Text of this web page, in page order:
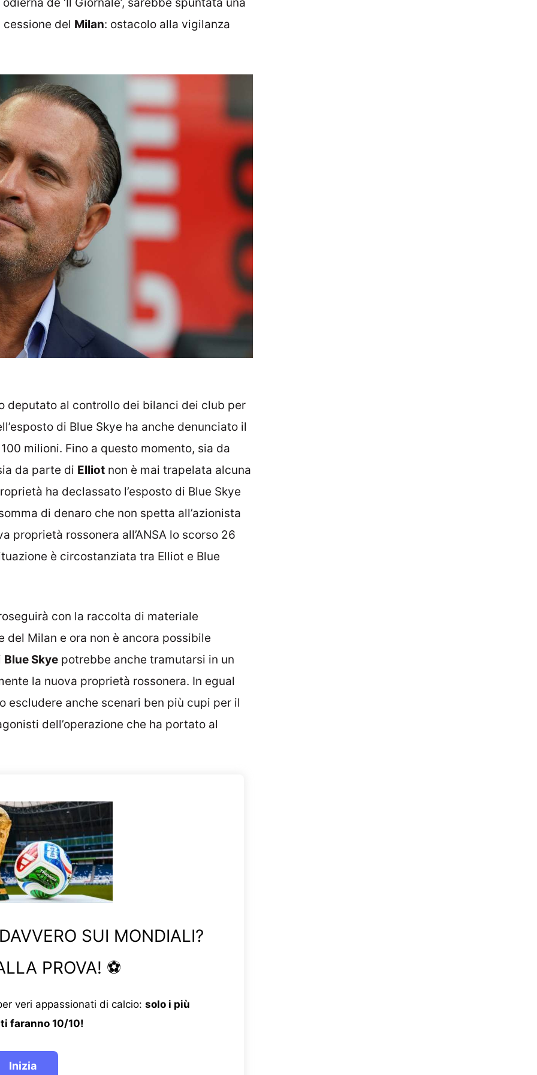
de ‘Il Giornale’, sarebbe spuntata una
del Milan: ostacolo alla vigilanza
deputato al controllo dei bilanci dei club per
di Blue Skye ha anche denunciato il
milioni. Fino a questo momento, sia da
da parte di Elliot non è mai trapelata alcuna
ha declassato l’esposto di Blue Skye
di denaro che non spetta all’azionista
proprietà rossonera all’ANSA lo scorso 26
è circostanziata tra Elliot e Blue
con la raccolta di materiale
del Milan e ora non è ancora possibile
Blue Skye potrebbe anche tramutarsi in un
la nuova proprietà rossonera. In egual
escludere anche scenari ben più cupi per il
dell’operazione che ha portato al
SUI MONDIALI?
PROVA! ⚽
veri appassionati di calcio: solo i più
faranno 10/10!